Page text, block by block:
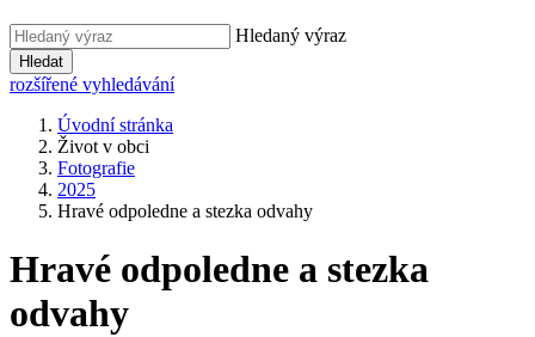
Hledaný výraz
Hledat
rozšířené vyhledávání
Úvodní stránka
Život v obci
Fotografie
2025
Hravé odpoledne a stezka odvahy
Hravé odpoledne a stezka
odvahy